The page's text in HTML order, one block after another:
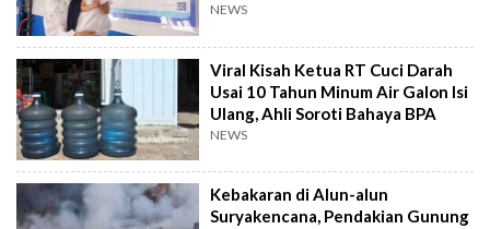
NEWS
Viral Kisah Ketua RT Cuci Darah
Usai 10 Tahun Minum Air Galon Isi
Ulang, Ahli Soroti Bahaya BPA
NEWS
Kebakaran di Alun-alun
Suryakencana, Pendakian Gunung